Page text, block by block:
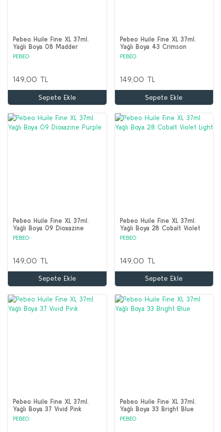
Pebeo Huile Fine XL 37ml.
Yağlı Boya 08 Madder
Carmine
PEBEO
149,00 TL
Sepete Ekle
Pebeo Huile Fine XL 37ml.
Yağlı Boya 43 Crimson
PEBEO
149,00 TL
Sepete Ekle
Pebeo Huile Fine XL 37ml.
Yağlı Boya 09 Dioxazine
Purple
PEBEO
149,00 TL
Sepete Ekle
Pebeo Huile Fine XL 37ml.
Yağlı Boya 28 Cobalt Violet
Light
PEBEO
149,00 TL
Sepete Ekle
Pebeo Huile Fine XL 37ml.
Yağlı Boya 37 Vivid Pink
PEBEO
Pebeo Huile Fine XL 37ml.
Yağlı Boya 33 Bright Blue
PEBEO